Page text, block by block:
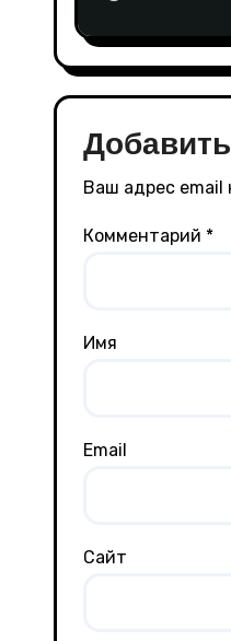
Ваш адрес email
Комментарий *
Имя
Email
Сайт